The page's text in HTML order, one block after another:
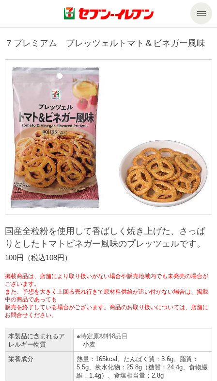
商品のご案内
商品のご案内トップ
今週の新商品
来週の新商品
商品カテゴリ一覧
セブンプレミアム
食の安全・安心への取組み
ギフト
プリペイドカード・金券
ニンテンドー・ダウンロードカード
セール・キャンペーン
サービス
サービストップ
nanacoトップ
マルチコピー機でできること
マルチコピー機でできることトップ
コピー
プリント
スキャン
ファクス
チケット
便利なサービス
宅配便
切手・はがき・印紙
セブン銀行ATM
ご利用可能なお支払い方法
各種料金のお支払い
チケットサービス
セブンチケット
チケットぴあ
イープラス
CNプレイガイド
セブン‐イレブンでお受取り
タワーレコード
セブンネットショッピング
停電時のサービス停止のお知らせ
企業情報
企業情報トップ
ニュースリリース
ごあいさつ
企業理念
会社概要
貸借対照表・損益計算書
沿革
国内店舗数
私たちの取組み
サステナビリティ
サステナビリティトップ
セブン＆アイ・ホールディングスの重点課題
サステナビリティ活動基本方針
サステナビリティ推進体制
GREEN CHALLENGE 2050
4VISIONS
サステナビリティニュース
加盟店オーナー募集 物件募集・購入
店舗検索
ネットショッピング
お問い合わせ
Language
English (Corporate)
English (Services)
７プレミアム プレッツェルトマト＆ビネガー風味
国産全粒粉を使用して香ばしく焼き上げた、さっぱ
りとしたトマトビネガー風味のプレッツェルです。
100円（税込108円）
掲載商品は、店舗により取り扱いがない場合や販売地域内でも未発売の場合が
ございます。
また、予想を大きく上回る売れ行きで原材料供給が追い付かない場合は、掲載
中の商品であっても
販売を終了している場合がございます。商品のお取り扱いについては、店舗に
お問合せください。
本製品に含まれるア
レルギー物質
特定原材料8品目
小麦
栄養成分
熱量：165kcal、たんぱく質：3.6g、脂質：
5.5g、炭水化物：25.8g（糖質：24.4g、食物繊
維：1.4g）、食塩相当量：2.8g